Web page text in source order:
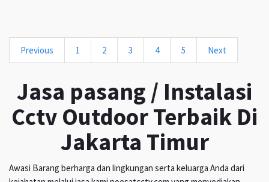
Previous 1 2 3 4 5 Next
Jasa pasang / Instalasi
Cctv Outdoor Terbaik Di
Jakarta Timur
Awasi Barang berharga dan lingkungan serta keluarga Anda dari